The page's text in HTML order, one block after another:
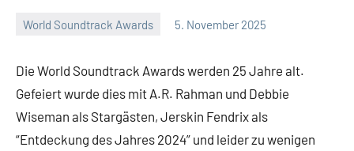
World Soundtrack Awards 5. November 2025
Die World Soundtrack Awards werden 25 Jahre alt.
Gefeiert wurde dies mit A.R. Rahman und Debbie
Wiseman als Stargästen, Jerskin Fendrix als
“Entdeckung des Jahres 2024” und leider zu wenigen